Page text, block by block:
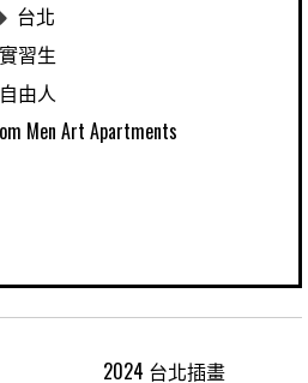
台北
實習生
自由人
Men Art Apartments
2024 台北插畫